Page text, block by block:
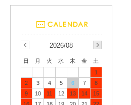
2026/08
日 月 火 水 木 金
土
1
2
3 4 5 6 7
8
9
10 11 12 13 14
15